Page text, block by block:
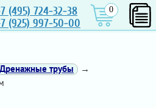
(495) 724-32-38
(925) 997-50-00
0
Дренажные трубы
→